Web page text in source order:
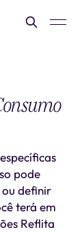
pode
ou definir
terá em
Reflita